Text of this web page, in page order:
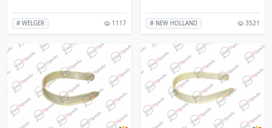
# WELGER 1117 # NEW HOLLAND 3521